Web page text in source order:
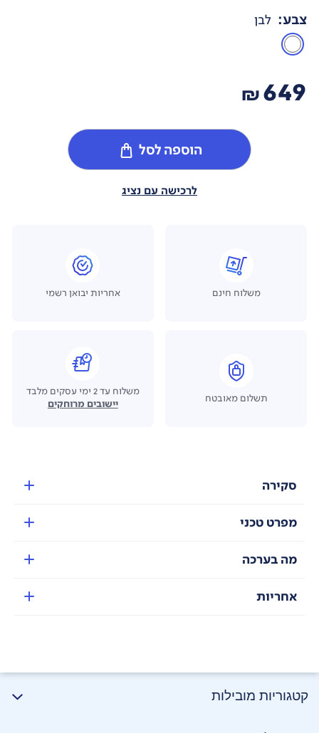
צבע: לבן
649
₪
הוספה לסל
לרכישה עם נציג
משלוח חינם אחריות יבואן רשמי
תשלום מאובטח
משלוח עד 2 ימי עסקים מלבד
יישובים מרוחקים
סקירה
מפרט טכני
מה בערכה
אחריות
קטגוריות מובילות